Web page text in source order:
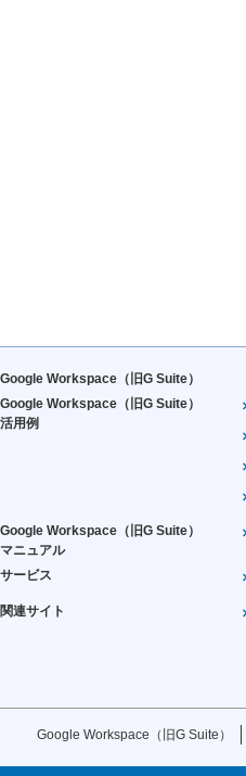
Google Workspace（旧G Suite）
Google Workspace（旧G Suite）
活用例
Google Workspace（旧G Suite）
マニュアル
サービス
関連サイト
Google Workspace（旧G Suite）